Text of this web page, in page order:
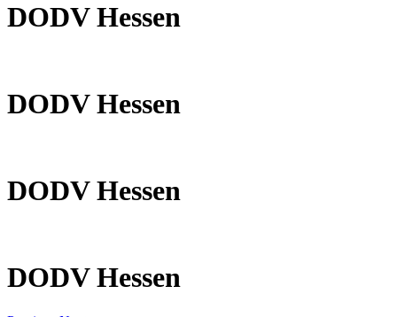
DODV Hessen
DODV Hessen
DODV Hessen
DODV Hessen